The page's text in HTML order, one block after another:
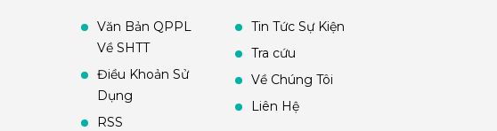
Văn Bản QPPL
Về SHTT
Điều Khoản Sử
Dụng
RSS
Tin Tức Sự Kiện
Tra cứu
Về Chúng Tôi
Liên Hệ